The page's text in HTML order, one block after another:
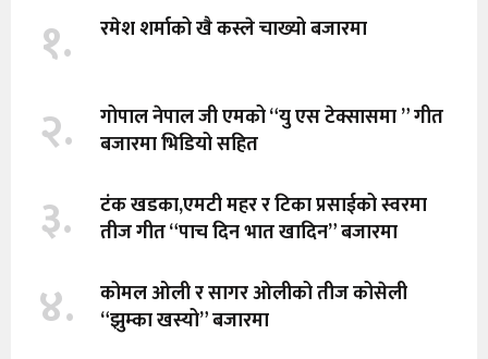
१. रमेश शर्माको खै कस्ले चाख्यो बजारमा
२.
गोपाल नेपाल जी एमको “यु एस टेक्सासमा ” गीत
बजारमा भिडियो सहित
३.
टंक खडका,एमटी महर र टिका प्रसाईको स्वरमा
तीज गीत “पाच दिन भात खादिन” बजारमा
४.
कोमल ओली र सागर ओलीको तीज कोसेली
“झुम्का खस्यो” बजारमा